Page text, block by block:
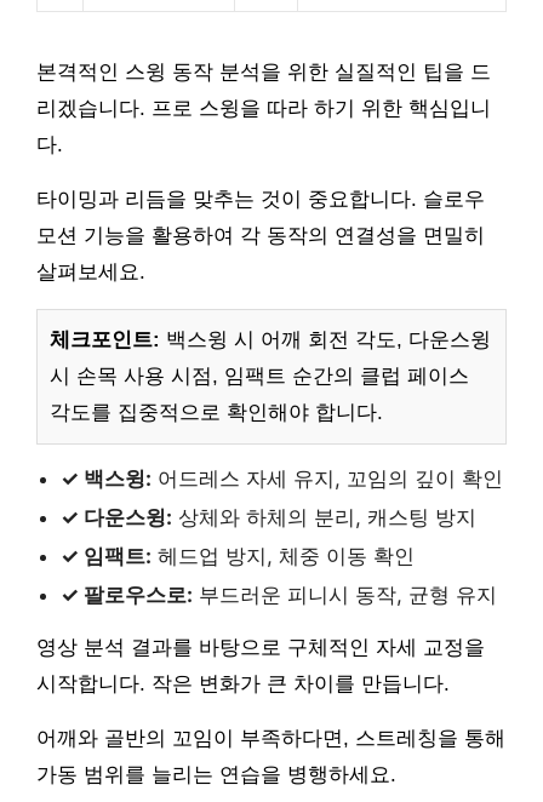
본격적인 스윙 동작 분석을 위한 실질적인 팁을 드
리겠습니다. 프로 스윙을 따라 하기 위한 핵심입니
다.
타이밍과 리듬을 맞추는 것이 중요합니다. 슬로우
모션 기능을 활용하여 각 동작의 연결성을 면밀히
살펴보세요.
체크포인트: 백스윙 시 어깨 회전 각도, 다운스윙
시 손목 사용 시점, 임팩트 순간의 클럽 페이스
각도를 집중적으로 확인해야 합니다.
✓ 백스윙: 어드레스 자세 유지, 꼬임의 깊이 확인
✓ 다운스윙: 상체와 하체의 분리, 캐스팅 방지
✓ 임팩트: 헤드업 방지, 체중 이동 확인
✓ 팔로우스로: 부드러운 피니시 동작, 균형 유지
영상 분석 결과를 바탕으로 구체적인 자세 교정을
시작합니다. 작은 변화가 큰 차이를 만듭니다.
어깨와 골반의 꼬임이 부족하다면, 스트레칭을 통해
가동 범위를 늘리는 연습을 병행하세요.